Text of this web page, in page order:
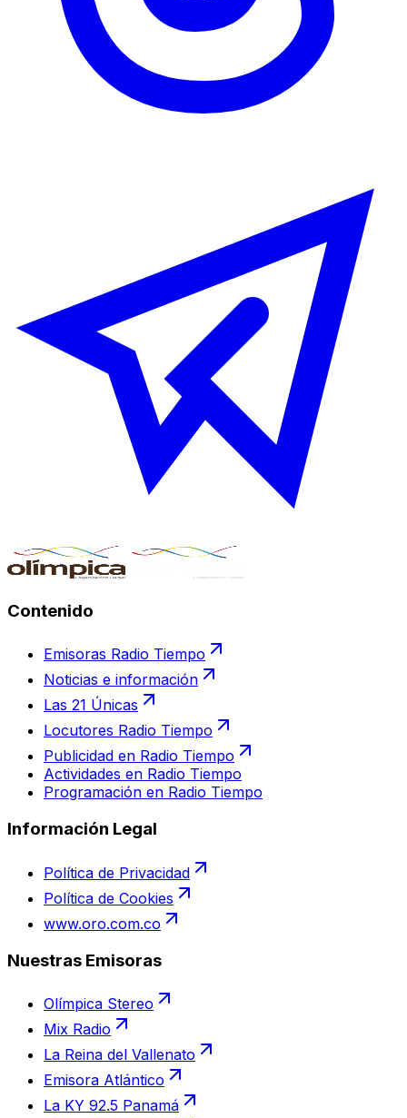
Contenido
Emisoras Radio Tiempo
Noticias e información
Las 21 Únicas
Locutores Radio Tiempo
Publicidad en Radio Tiempo
Actividades en Radio Tiempo
Programación en Radio Tiempo
Información Legal
Política de Privacidad
Política de Cookies
www.oro.com.co
Nuestras Emisoras
Olímpica Stereo
Mix Radio
La Reina del Vallenato
Emisora Atlántico
La KY 92.5 Panamá